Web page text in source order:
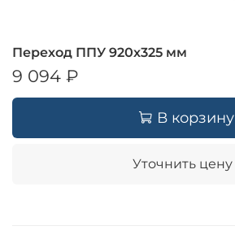
Переход ППУ 920х325 мм
9 094 ₽
В корзину
Уточнить цену